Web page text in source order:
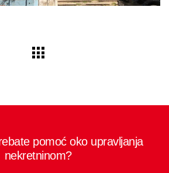
pomoć oko upravljanja
nekretninom?